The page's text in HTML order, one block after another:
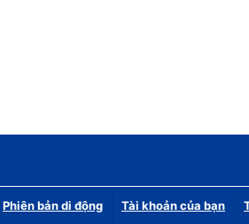
Phiên bản di động Tài khoản của bạn